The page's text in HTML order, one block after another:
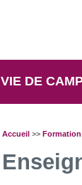
VIE DE
Accueil>> Formation